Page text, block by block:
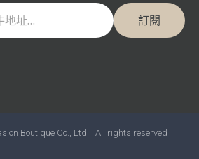
訂閱
Boutique Co., Ltd. | All rights reserved